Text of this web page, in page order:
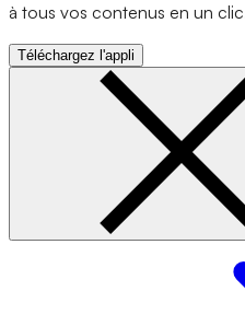
à tous vos contenus en un
Téléchargez l'appli